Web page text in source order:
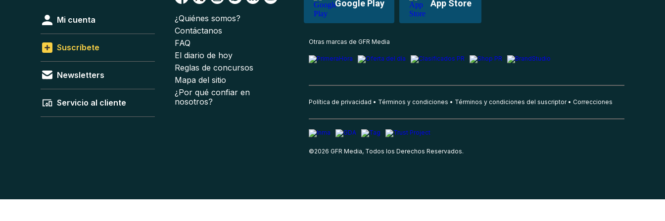
Google Play App Store
Mi cuenta
Suscríbete
Newsletters
Servicio al cliente
¿Quiénes somos?
Contáctanos
FAQ
El diario de hoy
Reglas de concursos
Mapa del sitio
¿Por qué confiar en
nosotros?
Otras marcas de GFR Media
Política de privacidad Términos y condiciones Términos y condiciones del suscriptor Correcciones
©2026 GFR Media, Todos los Derechos Reservados.